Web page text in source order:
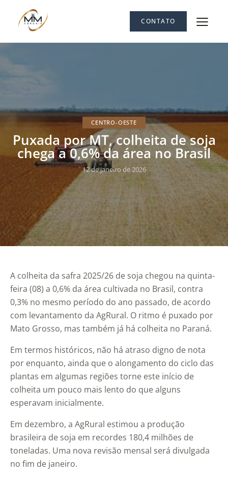
CONTATO
CENTRO-OESTE
Puxada por MT, colheita de soja
chega a 0,6% da área no Brasil
12 de janeiro de 2026
A colheita da safra 2025/26 de soja chegou na quinta-
feira (08) a 0,6% da área cultivada no Brasil, contra
0,3% no mesmo período do ano passado, de acordo
com levantamento da AgRural. O ritmo é puxado por
Mato Grosso, mas também já há colheita no Paraná.
Em termos históricos, não há atraso digno de nota
por enquanto, ainda que o alongamento do ciclo das
plantas em algumas regiões torne este início de
colheita um pouco mais lento do que alguns
esperavam inicialmente.
Em dezembro, a AgRural estimou a produção
brasileira de soja em recordes 180,4 milhões de
toneladas. Uma nova revisão mensal será divulgada
no fim de janeiro.